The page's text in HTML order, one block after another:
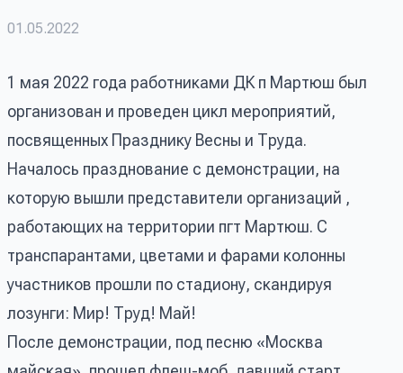
01.05.2022
1 мая 2022 года работниками ДК п Мартюш был
организован и проведен цикл мероприятий,
посвященных Празднику Весны и Труда.
Началось празднование с демонстрации, на
которую вышли представители организаций ,
работающих на территории пгт Мартюш. С
транспарантами, цветами и фарами колонны
участников прошли по стадиону, скандируя
лозунги: Мир! Труд! Май!
После демонстрации, под песню «Москва